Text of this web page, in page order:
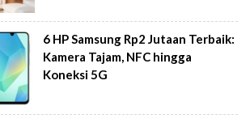
6 HP Samsung Rp2 Jutaan Terbaik:
Kamera Tajam, NFC hingga
Koneksi 5G